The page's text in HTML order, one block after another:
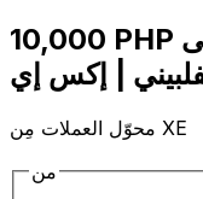
10,000 PHP إلى CHF | حوِّل - إلى عملات
محوّل العملات مِن XE
من